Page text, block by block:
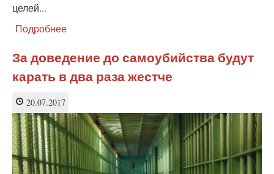
целей...
Подробнее
«пушечное
мясо»:
новая
оранжевой
колоде
За доведение до самоубийства будут
карать в два раза жестче
20.07.2017